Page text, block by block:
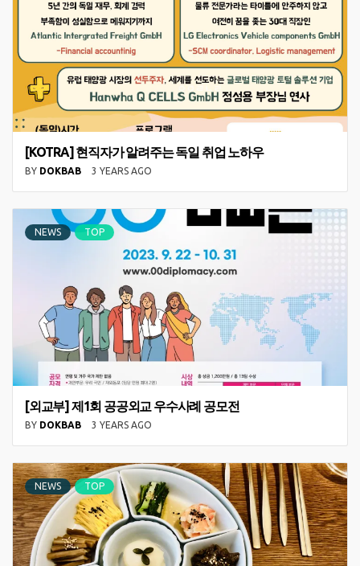
[KOTRA] 현직자가 알려주는 독일 취업 노하우
BY DOKBAB 3 YEARS AGO
NEWS TOP
[외교부] 제1회 공공외교 우수사례 공모전
BY DOKBAB 3 YEARS AGO
NEWS TOP